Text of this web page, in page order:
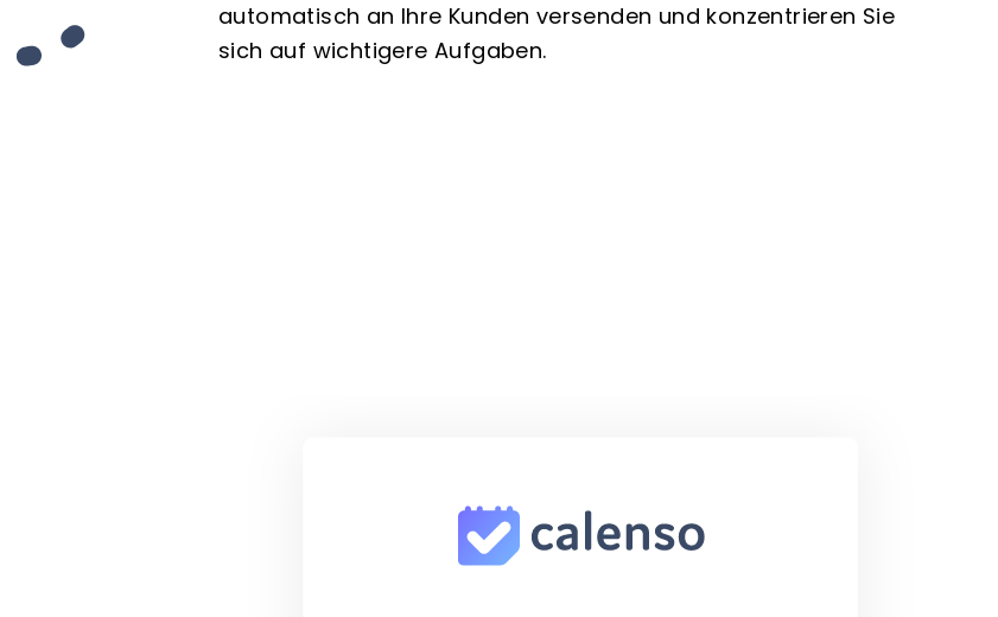
automatisch an Ihre Kunden versenden und konzentrieren Sie
sich auf wichtigere Aufgaben.